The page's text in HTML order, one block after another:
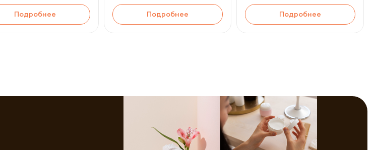
Подробнее Подробнее Подробнее